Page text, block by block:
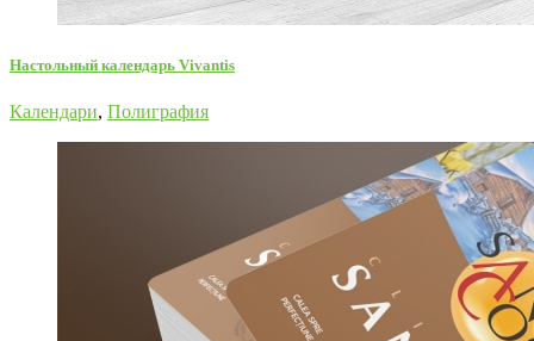
Настольный календарь Vivantis
Календари, Полиграфия